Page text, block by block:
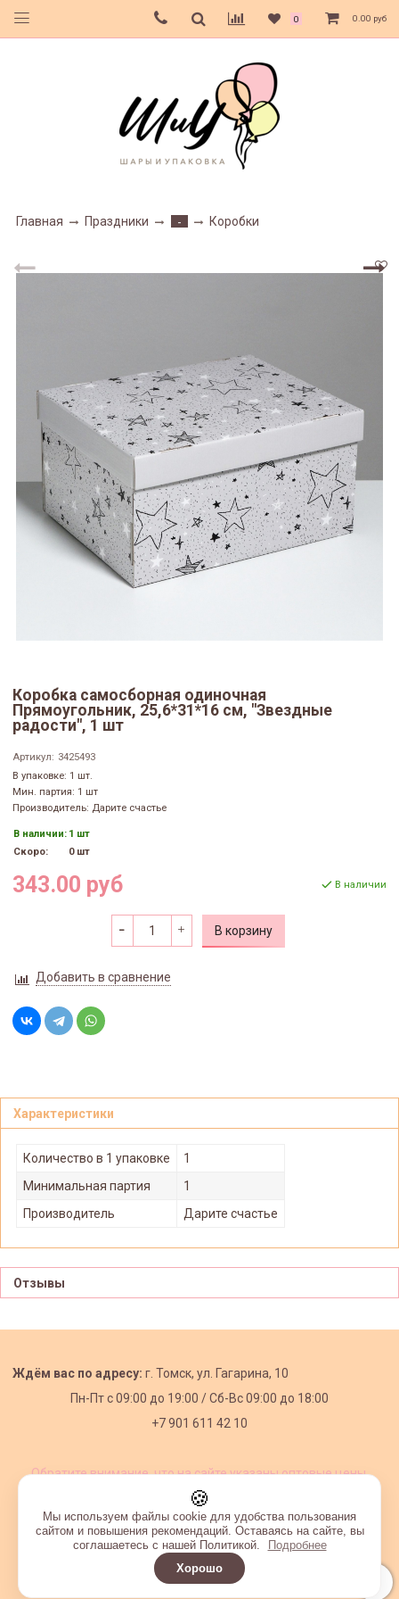
0 0.00 руб
Главная Праздники - Коробки
Коробка самосборная одиночная
Прямоугольник, 25,6*31*16 см, "Звездные
радости", 1 шт
Артикул: 3425493
В упаковке: 1 шт.
Мин. партия: 1 шт
Производитель: Дарите счастье
В наличии: 1 шт
Скоро:
0 шт
343.00 руб В наличии
В корзину
Добавить в сравнение
Характеристики
Количество в 1 упаковке
1
Минимальная партия
1
Производитель
Дарите счастье
Отзывы
Ждём вас по адресу: г. Томск, ул. Гагарина, 10
Пн-Пт с09:00 до 19:00 /Сб-Вс 09:00 до 18:00
+7 901 611 42 10
Обратите внимание, что на сайте указаны оптовые цены,
Интернет-магазин создан на InSales
🍪
Мы используем файлы cookie для удобства пользования
сайтом и повышения рекомендаций. Оставаясь на сайте, вы
соглашаетесь с нашей Политикой.
Подробнее
Хорошо